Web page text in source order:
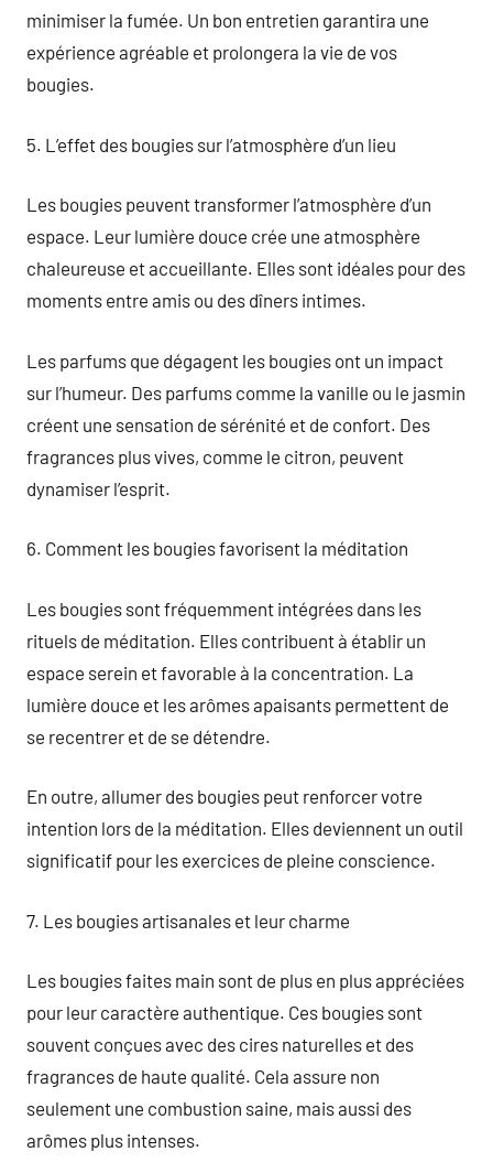
minimiser la fumée. Un bon entretien garantira une
expérience agréable et prolongera la vie de vos
bougies.
5. L’effet des bougies sur l’atmosphère d’un lieu
Les bougies peuvent transformer l’atmosphère d’un
espace. Leur lumière douce crée une atmosphère
chaleureuse et accueillante. Elles sont idéales pour des
moments entre amis ou des dîners intimes.
Les parfums que dégagent les bougies ont un impact
sur l’humeur. Des parfums comme la vanille ou le jasmin
créent une sensation de sérénité et de confort. Des
fragrances plus vives, comme le citron, peuvent
dynamiser l’esprit.
6. Comment les bougies favorisent la méditation
Les bougies sont fréquemment intégrées dans les
rituels de méditation. Elles contribuent à établir un
espace serein et favorable à la concentration. La
lumière douce et les arômes apaisants permettent de
se recentrer et de se détendre.
En outre, allumer des bougies peut renforcer votre
intention lors de la méditation. Elles deviennent un outil
significatif pour les exercices de pleine conscience.
7. Les bougies artisanales et leur charme
Les bougies faites main sont de plus en plus appréciées
pour leur caractère authentique. Ces bougies sont
souvent conçues avec des cires naturelles et des
fragrances de haute qualité. Cela assure non
seulement une combustion saine, mais aussi des
arômes plus intenses.